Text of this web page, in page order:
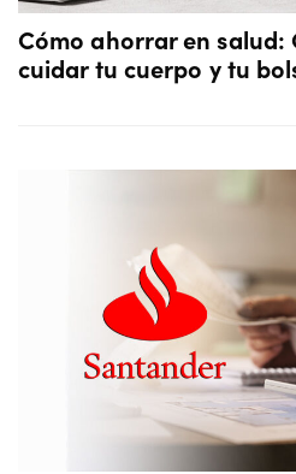
Cómo ahorrar en salud:
cuidar tu cuerpo y tu